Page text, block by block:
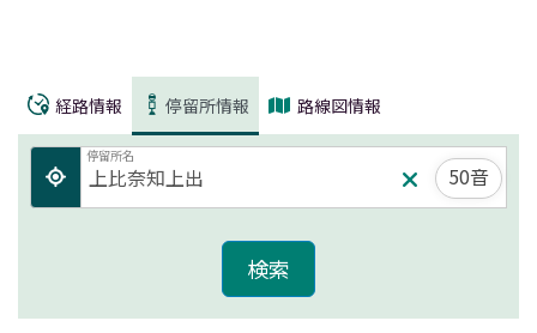
経路情報 停留所情報 路線図情報
停留所名
50音